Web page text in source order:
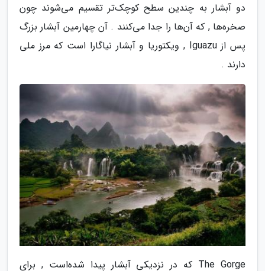
دو آبشار به چندین سطح کوچک‌تر تقسیم می‌شوند چون
صخره‌ها , که آن‌ها را جدا می‌کنند . آن چهارمین آبشار بزرگ
پس از Iguazu , ویکتوریا و آبشار نیاگارا است که مرز ملی
دارند .
The Gorge که در نزدیکی آبشار پیدا شده‌است , برای